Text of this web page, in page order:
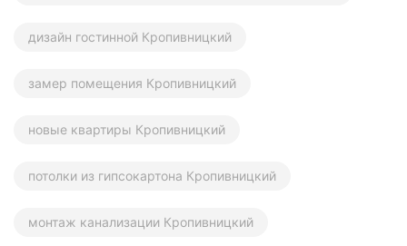
дизайн гостинной Кропивницкий
замер помещения Кропивницкий
новые квартиры Кропивницкий
потолки из гипсокартона Кропивницкий
монтаж канализации Кропивницкий